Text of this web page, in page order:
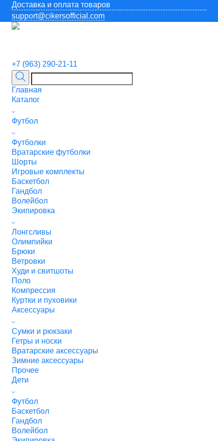
Доставка и оплата товаров
support@cikersofficial.com
+7 (963) 290-21-11
Главная
Каталог
Футбол
Футболки
Вратарские футболки
Шорты
Игровые комплекты
Баскетбол
Гандбол
Волейбол
Экипировка
Лонгсливы
Олимпийки
Брюки
Ветровки
Худи и свитшоты
Поло
Компрессия
Куртки и пуховики
Аксессуары
Сумки и рюкзаки
Гетры и носки
Вратарские аксессуары
Зимние аксессуары
Прочее
Дети
Футбол
Баскетбол
Гандбол
Волейбол